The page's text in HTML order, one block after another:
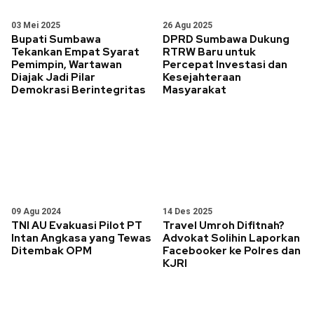
03 Mei 2025
Bupati Sumbawa
Tekankan Empat Syarat
Pemimpin, Wartawan
Diajak Jadi Pilar
Demokrasi Berintegritas
26 Agu 2025
DPRD Sumbawa Dukung
RTRW Baru untuk
Percepat Investasi dan
Kesejahteraan
Masyarakat
09 Agu 2024
TNI AU Evakuasi Pilot PT
Intan Angkasa yang Tewas
Ditembak OPM
14 Des 2025
Travel Umroh Difitnah?
Advokat Solihin Laporkan
Facebooker ke Polres dan
KJRI